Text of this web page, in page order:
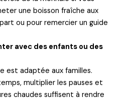
une boisson fraîche aux
ou pour remercier un guide
avec des enfants ou des
est adaptée aux familles.
multiplier les pauses et
chaudes suffisent à rendre